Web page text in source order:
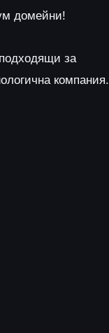
домейни!
за
компания.